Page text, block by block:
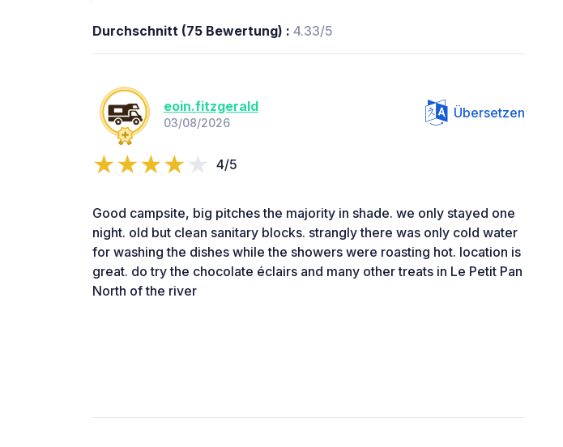
Durchschnitt (75 Bewertung) : 4.33/5
eoin.fitzgerald
03/08/2026
Übersetzen
4/5
Good campsite, big pitches the majority in shade. we only stayed one
night. old but clean sanitary blocks. strangly there was only cold water
for washing the dishes while the showers were roasting hot. location is
great. do try the chocolate éclairs and many other treats in Le Petit Pan
North of the river